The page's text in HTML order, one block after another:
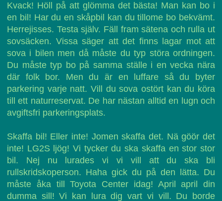
Kvack! Höll på att glömma det bästa! Man kan bo i
en bil! Har du en skåpbil kan du tillome bo bekvämt.
Herrejisses. Testa själv. Fäll fram sätena och rulla ut
sovsäcken. Vissa säger att det finns lagar mot att
sova i bilen men då måste du typ störa ordningen.
Du måste typ bo på samma ställe i en vecka nära
där folk bor. Men du är en luffare så du byter
parkering varje natt. Vill du sova ostört kan du köra
till ett naturreservat. De har nästan alltid en lugn och
avgiftsfri parkeringsplats.
Skaffa bil! Eller inte! Jomen skaffa det. Nä göör det
inte! LG2S ljög! Vi tycker du ska skaffa en stor stor
bil. Nej nu lurades vi vi vill att du ska bli
rullskridskoperson. Haha gick du på den lätta. Du
måste åka till Toyota Center idag! April april din
dumma sill! Vi kan lura dig vart vi vill. Du borde